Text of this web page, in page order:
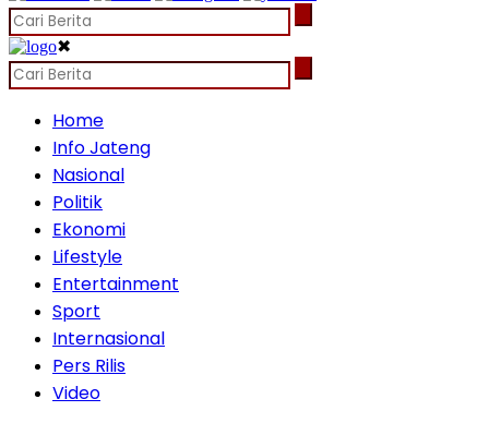
✖
Home
Info Jateng
Nasional
Politik
Ekonomi
Lifestyle
Entertainment
Sport
Internasional
Pers Rilis
Video